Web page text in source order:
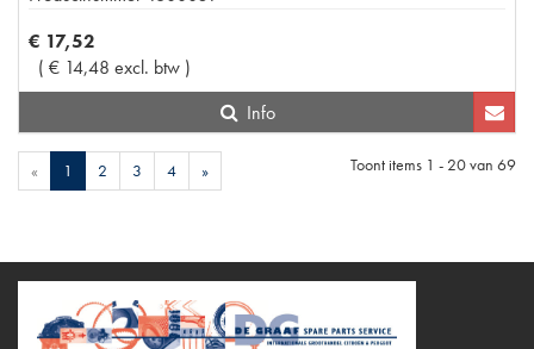
€ 17,52
( € 14,48 excl. btw )
Info
Toont items 1 - 20van 69
« 1 2 3 4 »